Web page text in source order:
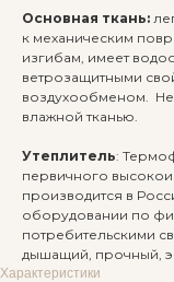
Основная ткань:
к механическим
изгибам, имеет
ветрозащитными
воздухообменом.
влажной тканью.
Утеплитель:
первичного
производится в
оборудовании по
потребительскими
дышащий, прочный,
Характеристики